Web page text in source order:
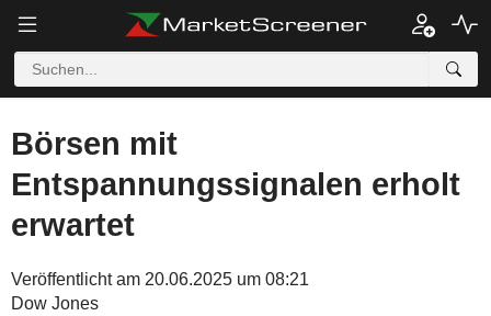
Börsen mit
Entspannungssignalen erholt
erwartet
Veröffentlicht am 20.06.2025 um 08:21
Dow Jones